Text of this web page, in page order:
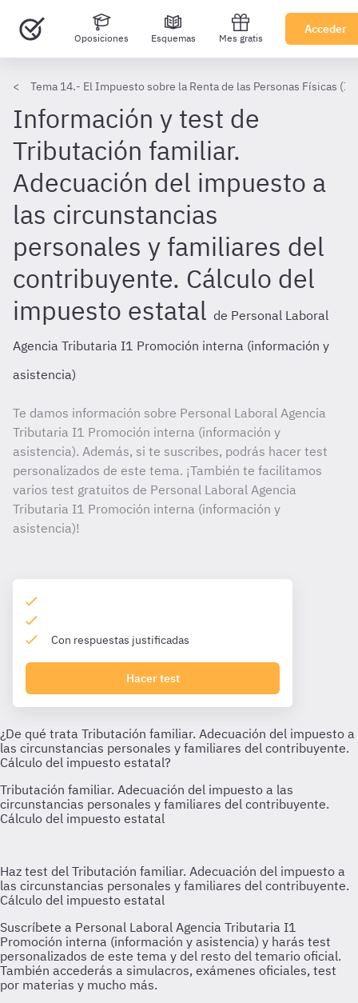
Oposiciones Esquemas Mes gratis
Acceder
Tema 14.- El Impuesto sobre la Renta de las Personas Físicas (II)
Información y test de
Tributación familiar.
Adecuación del impuesto a
las circunstancias
personales y familiares del
contribuyente. Cálculo del
impuesto estatal de Personal Laboral
Agencia Tributaria I1 Promoción interna (información y
asistencia)
Te damos información sobre Personal Laboral Agencia
Tributaria I1 Promoción interna (información y
asistencia). Además, si te suscribes, podrás hacer test
personalizados de este tema. ¡También te facilitamos
varios test gratuitos de Personal Laboral Agencia
Tributaria I1 Promoción interna (información y
asistencia)!
Con respuestas justificadas
Hacer test